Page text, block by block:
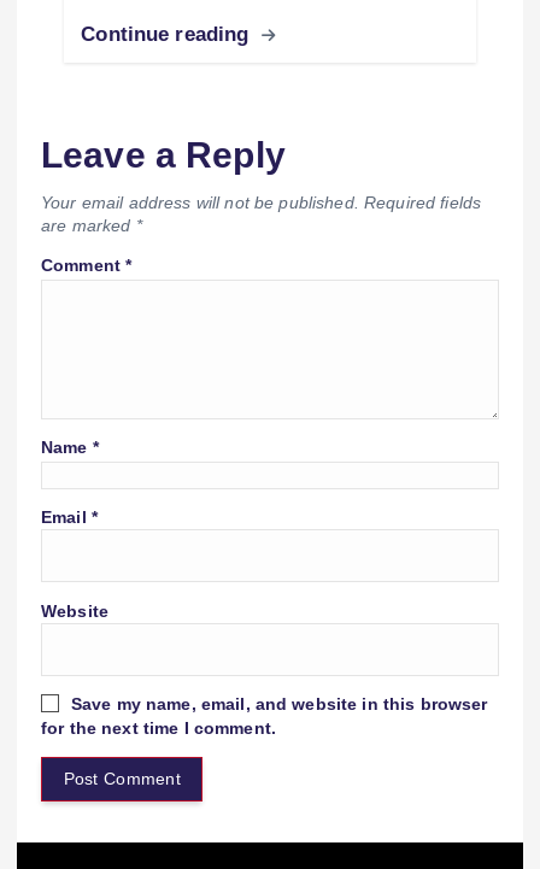
Continue reading
Leave a Reply
Your email address will not be published. Required fields
are marked *
Comment*
Name *
Email *
Website
Save my name, email, and website in this browser
for the next time I comment.